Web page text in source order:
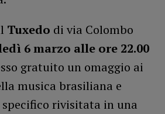
Tuxedo di via Colombo
6 marzo alle ore 22.00
gratuito un omaggio ai
musica brasiliana e
rivisitata in una